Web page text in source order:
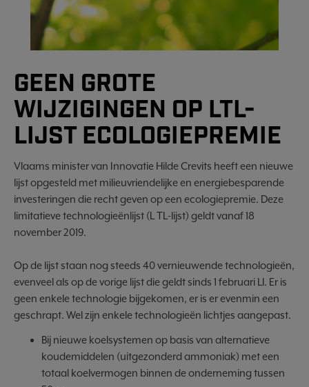
GEEN GROTE
WIJZIGINGEN OP LTL-
LIJST ECOLOGIEPREMIE
Vlaams minister van Innovatie Hilde Crevits heeft een nieuwe
lijst opgesteld met milieuvriendelijke en energiebesparende
investeringen die recht geven op een ecologiepremie. Deze
limitatieve technologieënlijst (L TL-lijst) geldt vanaf 18
november 2019.
Op de lijst staan nog steeds 40 vernieuwende technologieën,
evenveel als op de vorige lijst die geldt sinds 1 februari Ll. Er is
geen enkele technologie bijgekomen, er is er even­min een
geschrapt. Wel zijn enkele technologieën lichtjes aangepast.
Bij nieuwe koelsystemen op basis van alternatieve
koudemiddelen (uitgezonderd ammoniak) met een
totaal koelvermogen binnen de onderneming tussen